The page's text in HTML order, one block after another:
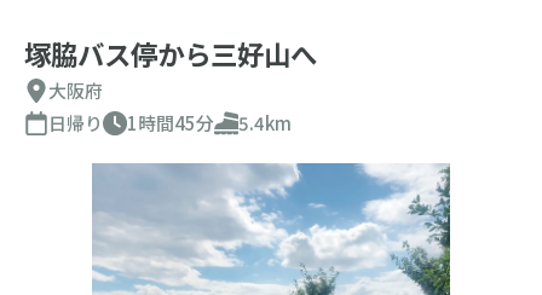
塚脇バス停から三好山へ
大阪府
日帰り
1時間45分 5.4km